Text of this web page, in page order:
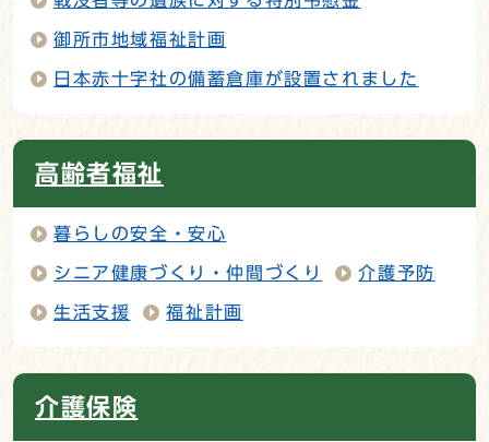
御所市地域福祉計画
日本赤十字社の備蓄倉庫が設置されました
高齢者福祉
暮らしの安全・安心
シニア健康づくり・仲間づくり 介護予防
生活支援 福祉計画
介護保険